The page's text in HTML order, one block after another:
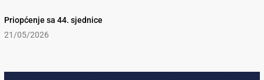
Priopćenje sa 44. sjednice
21/05/2026